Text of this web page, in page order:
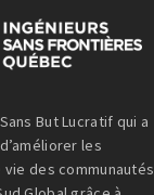
But Lucratif qui a
les
des communautés